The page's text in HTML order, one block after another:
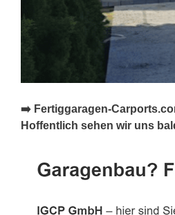
➡️ Fertiggaragen-
Hoffentlich sehen wir uns